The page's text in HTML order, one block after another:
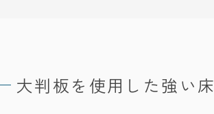
大判板を使用した強い床